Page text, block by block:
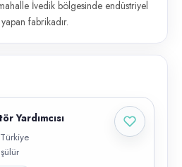
İvedik bölgesinde endüstriyel
fabrikadır.
Yardımcısı